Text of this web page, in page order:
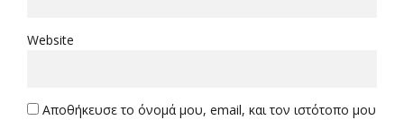
Website
Αποθήκευσε το όνομά μου, email, και τον ιστότοπο μου